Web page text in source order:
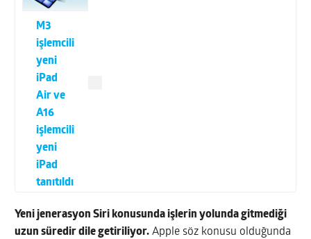
M3
işlemcili
yeni
iPad
Air ve
A16
işlemcili
yeni
iPad
tanıtıldı
Yeni jenerasyon Siri konusunda işlerin yolunda gitmediği
uzun süredir dile getiriliyor. Apple söz konusu olduğunda